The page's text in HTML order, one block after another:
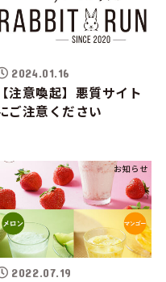
2024.01.16
【注意喚起】悪質サイト
ご注意ください
お知らせ
2022.07.19